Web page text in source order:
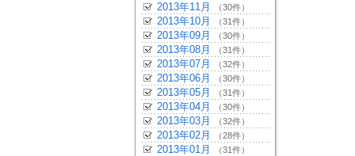
2013年11月 （30件）
2013年10月 （31件）
2013年09月 （30件）
2013年08月 （31件）
2013年07月 （32件）
2013年06月 （30件）
2013年05月 （31件）
2013年04月 （30件）
2013年03月 （32件）
2013年02月 （28件）
2013年01月 （31件）